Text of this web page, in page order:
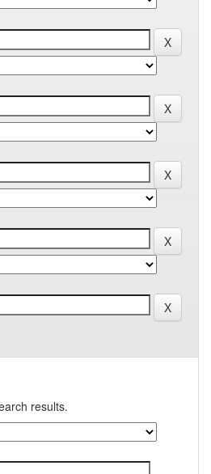
results.